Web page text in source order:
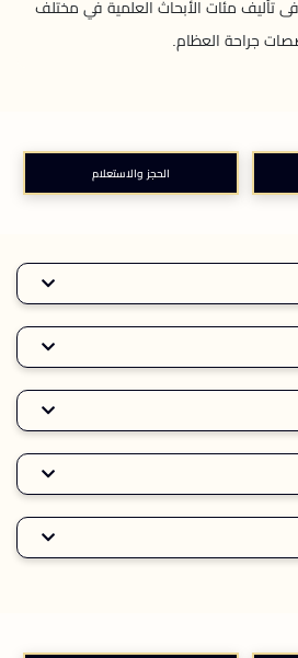
تأليف مئات الأبحاث العلمية في مختلف
جراحة العظام.
الحجز والاستعلام